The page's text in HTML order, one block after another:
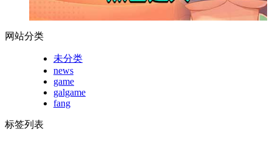
网站分类
未分类
news
game
galgame
fang
标签列表